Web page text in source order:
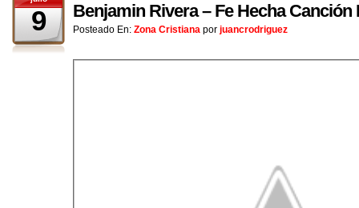
9 Benjamin Rivera – Fe Hecha Canción
Posteado En: Zona Cristiana por juancrodriguez